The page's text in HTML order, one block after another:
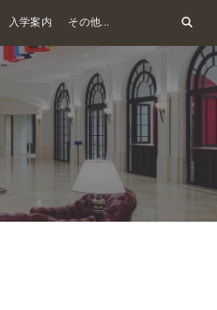
入学案内 その他...